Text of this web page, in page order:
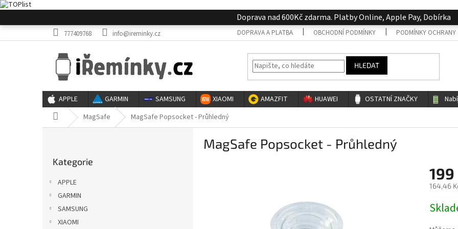
na
Doprava nad 600Kč zdarma. Platby Online, Apple Pay, Dobírka
777409768 info@ireminky.cz DOPRAVA A PLATBA OBCHODNÍ PODMÍNKY PODMÍNKY OCHRANY
HLEDAT
APPLE GARMIN SAMSUNG XIAOMI AMAZFIT HUAWEI OSTATNÍ ZNAČKY
Domů MagSafe MagSafe Popsocket - Průhledný
kategorie
Kategorie
APPLE
GARMIN
SAMSUNG
XIAOMI
MagSafe Popsocket - Průhledný
199
164,46
cena: